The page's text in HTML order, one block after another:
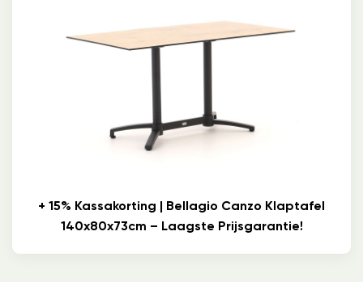
+ 15% Kassakorting | Bellagio Canzo Klaptafel
140x80x73cm – Laagste Prijsgarantie!